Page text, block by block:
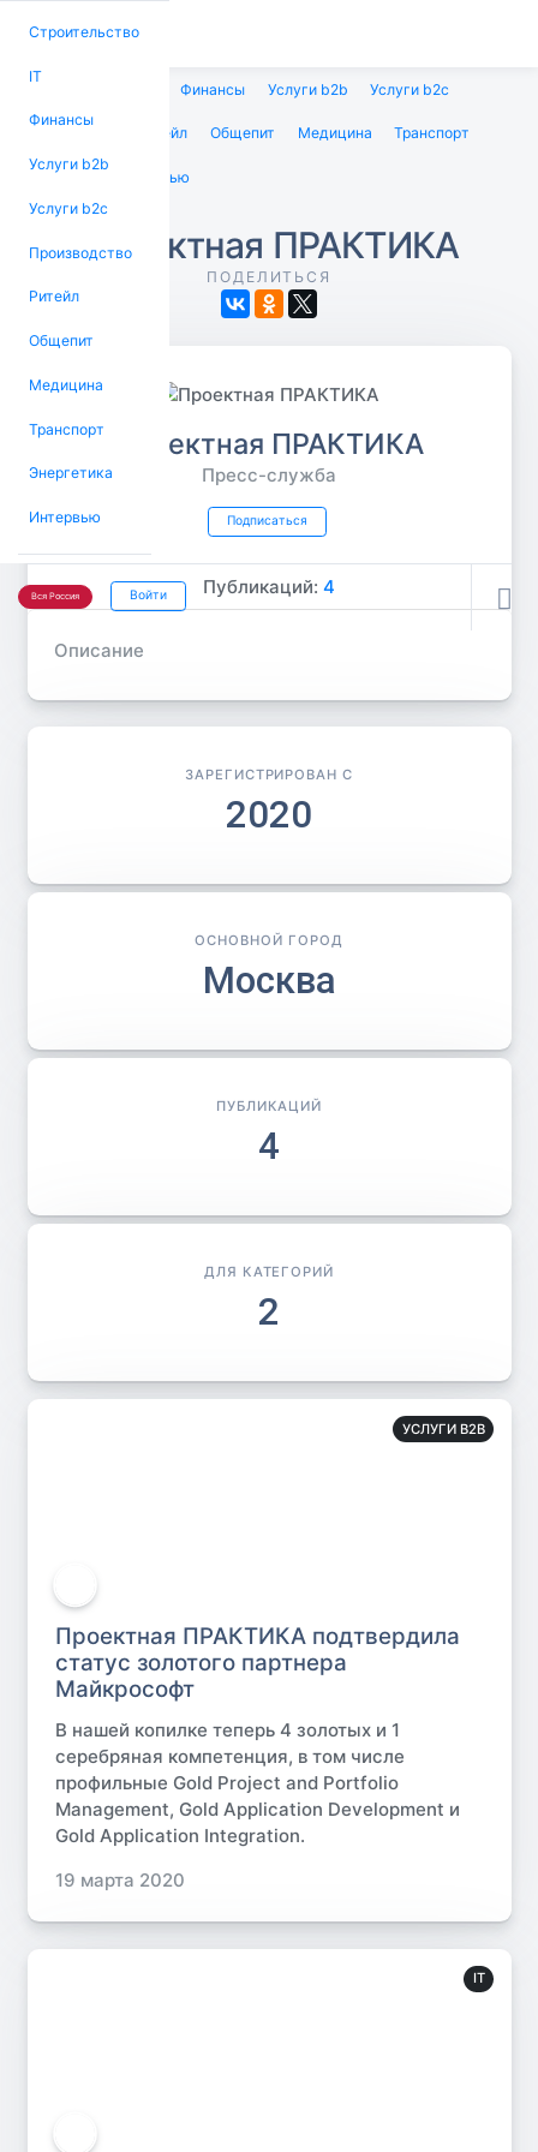
Строительство
IT
Финансы
Услуги b2b
Услуги b2c
Производство
Ритейл
Общепит
Медицина
Транспорт
Энергетика
Интервью
Вся Россия Войти 
Финансы Услуги b2b Услуги b2c
Ритейл Общепит Медицина Транспорт
Энергетика Интервью
Проектная ПРАКТИКА
ПОДЕЛИТЬСЯ
Проектная ПРАКТИКА
Пресс-служба
Подписаться
Публикаций: 4
Описание
ЗАРЕГИСТРИРОВАН С
2020
ОСНОВНОЙ ГОРОД
Москва
ПУБЛИКАЦИЙ
4
ДЛЯ КАТЕГОРИЙ
2
УСЛУГИ B2B
Проектная ПРАКТИКА подтвердила
статус золотого партнера
Майкрософт
В нашей копилке теперь 4 золотых и 1
серебряная компетенция, в том числе
профильные Gold Project and Portfolio
Management, Gold Application Development и
Gold Application Integration.
19 марта 2020
IT